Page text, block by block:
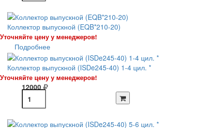
Коллектор выпускной (EQB*210-20)
Уточняйте цену у менеджеров!
Подробнее
Коллектор выпускной (ISDe245-40) 1-4 цил. *
Уточняйте цену у менеджеров!
12000